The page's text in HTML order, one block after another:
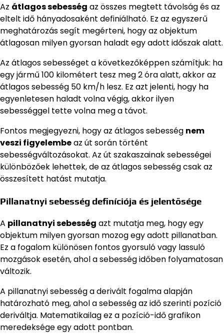
Az átlagos sebesség az összes megtett távolság és az
eltelt idő hányadosaként definiálható. Ez az egyszerű
meghatározás segít megérteni, hogy az objektum
átlagosan milyen gyorsan haladt egy adott időszak alatt.
Az átlagos sebességet a következőképpen számítjuk: ha
egy jármű 100 kilométert tesz meg 2 óra alatt, akkor az
átlagos sebesség 50 km/h lesz. Ez azt jelenti, hogy ha
egyenletesen haladt volna végig, akkor ilyen
sebességgel tette volna meg a távot.
Fontos megjegyezni, hogy az átlagos sebesség nem
veszi figyelembeaz út során történt
sebességváltozásokat. Az út szakaszainak sebességei
különbözőek lehettek, de az átlagos sebesség csak az
összesített hatást mutatja.
Pillanatnyi sebesség definíciója és jelentősége
A pillanatnyi sebesség azt mutatja meg, hogy egy
objektum milyen gyorsan mozog egy adott pillanatban.
Ez a fogalom különösen fontos gyorsuló vagy lassuló
mozgások esetén, ahol a sebesség időben folyamatosan
változik.
A pillanatnyi sebesség a derivált fogalma alapján
határozható meg, ahol a sebesség az idő szerinti pozíció
deriváltja. Matematikailag ez a pozíció-idő grafikon
meredeksége egy adott pontban.